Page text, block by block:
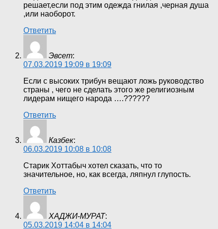
решает,если под этим одежда гнилая ,черная душа
,или наоборот.
Ответить
Эвсет:
07.03.2019 19:09 в 19:09
Если с высоких трибун вещают ложь руководство
страны , чего не сделать этого же религиозным
лидерам нищего народа ….??????
Ответить
Казбек:
06.03.2019 10:08 в 10:08
Старик Хоттабыч хотел сказать, что то
значительное, но, как всегда, ляпнул глупость.
Ответить
ХАДЖИ-МУРАТ:
05.03.2019 14:04 в 14:04